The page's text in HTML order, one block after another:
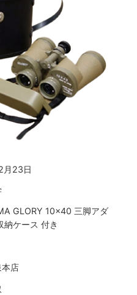
月23日
GLORY 10×40 三脚アダ
納ケース 付き
本店